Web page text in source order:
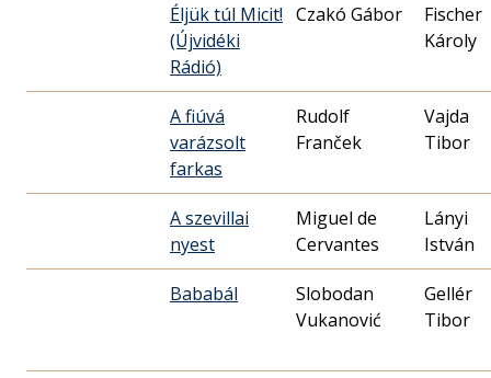
Éljük túl Micit!
(Újvidéki
Rádió)
Czakó Gábor
Fischer
Károly
A fiúvá
varázsolt
farkas
Rudolf
Franček
Vajda
Tibor
A szevillai
nyest
Miguel de
Cervantes
Lányi
István
Bababál
Slobodan
Vukanović
Gellér
Tibor